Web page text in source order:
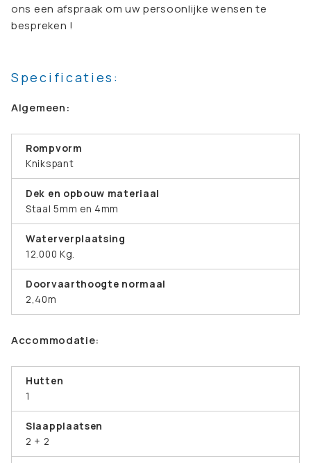
ons een afspraak om uw persoonlijke wensen te
bespreken !
Specificaties:
Algemeen:
Rompvorm
Knikspant
Dek en opbouw materiaal
Staal 5mm en 4mm
Waterverplaatsing
12.000 Kg.
Doorvaarthoogte normaal
2,40m
Accommodatie:
Hutten
1
Slaapplaatsen
2 + 2